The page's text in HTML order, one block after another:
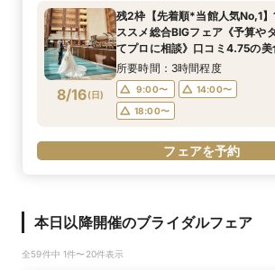
8/16(日)
残2枠【先着順*当館人気No,1】
ススメ総合BIGフェア《予算や
てプロに相談》口コミ4.75の美
ル体験◆1日4組限定ホテルウェ
所要時間：3時間程度
9:00〜
14:00〜
18:00〜
フェアを予約
本日以降開催のブライダルフェア
全59件中 1件〜20件表示